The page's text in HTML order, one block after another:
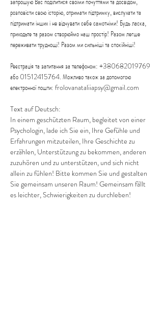
розповісти свою історію, отримати підтримку, вислухати та
підтримати інших і не відчувати себе самотніми! Будь ласка,
приходьте та разом створюймо наш простір! Разом легше
переживати труднощі! Разом ми сильніші та спокійніші!
Реєстрація та запитання за телефоном: +380682019769
або 01512415764. Можливо також за допомогою
електронної пошти: frolovanataliiapsy@gmail.com
Text auf Deutsch:
In einem geschützten Raum, begleitet von einer
Psychologin, lade ich Sie ein, Ihre Gefühle und
Erfahrungen mitzuteilen, Ihre Geschichte zu
erzählen, Unterstützung zu bekommen, anderen
zuzuhören und zu unterstützen, und sich nicht
allein zu fühlen! Bitte kommen Sie und gestalten
Sie gemeinsam unseren Raum! Gemeinsam fällt
es leichter, Schwierigkeiten zu durchleben!